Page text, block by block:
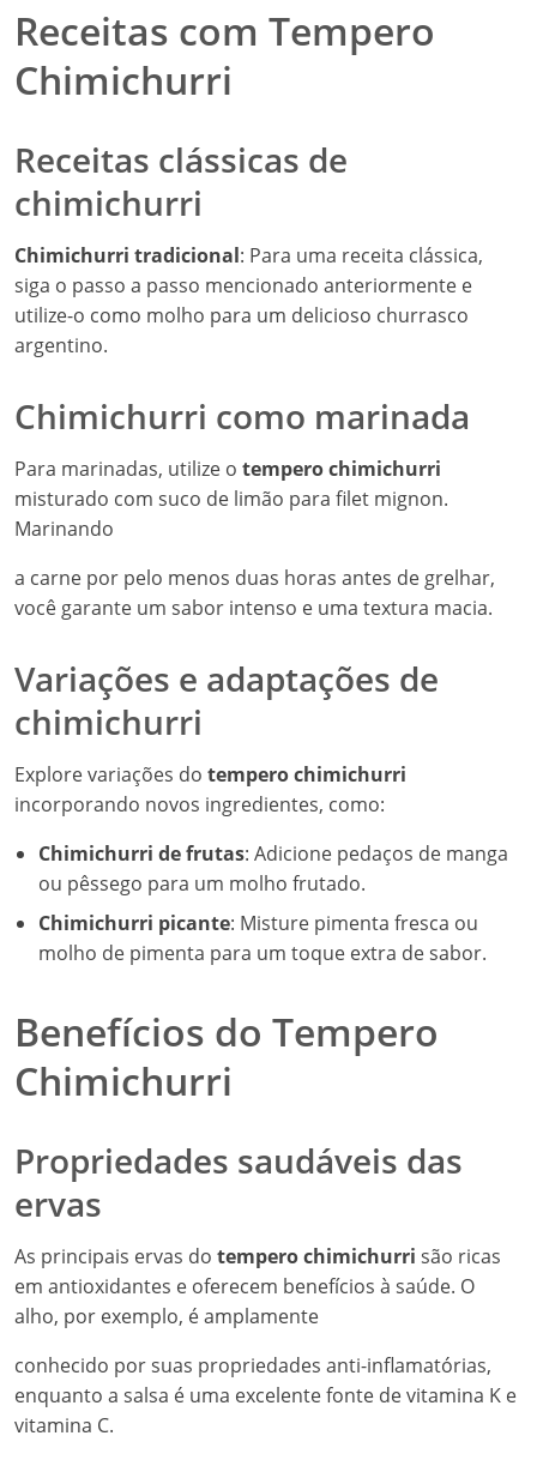
Receitas com Tempero
Chimichurri
Receitas clássicas de
chimichurri
Chimichurri tradicional: Para uma receita clássica,
siga o passo a passo mencionado anteriormente e
utilize-o como molho para um delicioso churrasco
argentino.
Chimichurri como marinada
Para marinadas, utilize o tempero chimichurri
misturado com suco de limão para filet mignon.
Marinando
a carne por pelo menos duas horas antes de grelhar,
você garante um sabor intenso e uma textura macia.
Variações e adaptações de
chimichurri
Explore variações do tempero chimichurri
incorporando novos ingredientes, como:
Chimichurri de frutas: Adicione pedaços de manga
ou pêssego para um molho frutado.
Chimichurri picante: Misture pimenta fresca ou
molho de pimenta para um toque extra de sabor.
Benefícios do Tempero
Chimichurri
Propriedades saudáveis das
ervas
As principais ervas do tempero chimichurri são ricas
em antioxidantes e oferecem benefícios à saúde. O
alho, por exemplo, é amplamente
conhecido por suas propriedades anti-inflamatórias,
enquanto a salsa é uma excelente fonte de vitamina K e
vitamina C.